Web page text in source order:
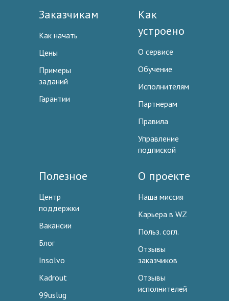
Заказчикам
Как начать
Цены
Примеры
заданий
Гарантии
Как
устроено
О сервисе
Обучение
Исполнителям
Партнерам
Правила
Управление
подпиской
Полезное
Центр
поддержки
Вакансии
Блог
Insolvo
Kadrout
99uslug
О проекте
Наша миссия
Карьера в WZ
Польз. согл.
Отзывы
заказчиков
Отзывы
исполнителей